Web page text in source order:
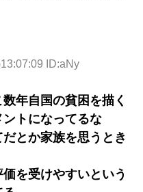
ID:aNy
年自国の貧困を描く
トになってるな
とか家族を思うとき
を受けやすいという